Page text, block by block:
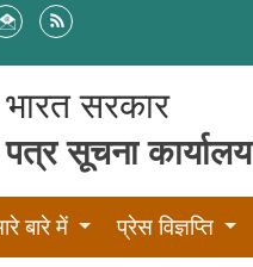
भारत सरकार
पत्र सूचना कार्यालय
बारे में प्रेस विज्ञप्ति